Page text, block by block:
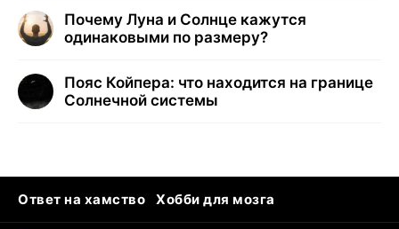
Почему Луна и Солнце кажутся
одинаковыми по размеру?
Пояс Койпера: что находится на границе
Солнечной системы
Ответ на хамство
Хобби для мозга
Бензин 100 и 95
Тунцы в океанариуме